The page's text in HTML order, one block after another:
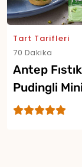
Tart Tarifleri
70 Dakika
Antep
Pudingli Mini
Tartoletler